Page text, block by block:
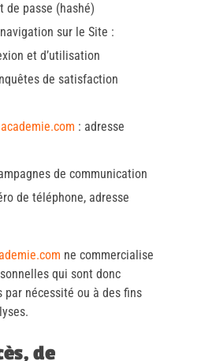
de passe (hashé)
sur le Site :
et d’utilisation
de satisfaction
: adresse
de communication
de téléphone, adresse
ne commercialise
qui sont donc
nécessité ou à des fins
de